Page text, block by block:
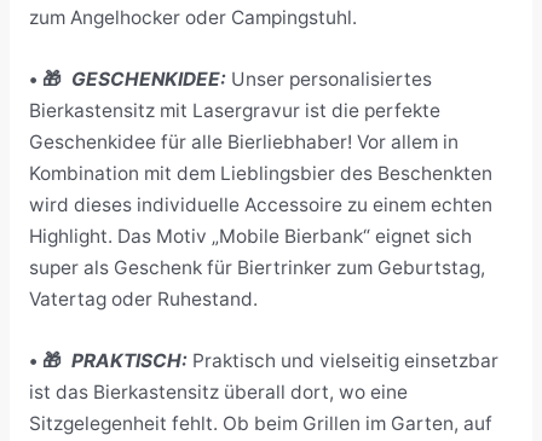
zum Angelhocker oder Campingstuhl.
• 🎁 GESCHENKIDEE: Unser personalisiertes
Bierkastensitz mit Lasergravur ist die perfekte
Geschenkidee für alle Bierliebhaber! Vor allem in
Kombination mit dem Lieblingsbier des Beschenkten
wird dieses individuelle Accessoire zu einem echten
Highlight. Das Motiv „Mobile Bierbank“ eignet sich
super als Geschenk für Biertrinker zum Geburtstag,
Vatertag oder Ruhestand.
• 🎁 PRAKTISCH: Praktisch und vielseitig einsetzbar
ist das Bierkastensitz überall dort, wo eine
Sitzgelegenheit fehlt. Ob beim Grillen im Garten, auf